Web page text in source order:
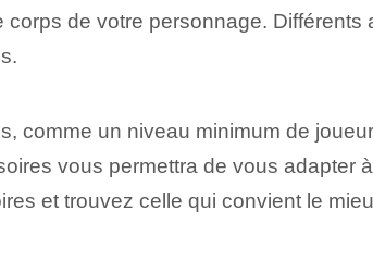
de votre personnage.
comme un niveau minimum de
vous permettra de vous adapter
et trouvez celle qui convient le